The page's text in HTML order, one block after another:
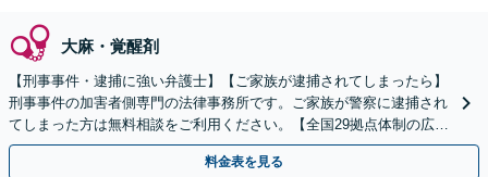
大麻・覚醒剤
【刑事事件・逮捕に強い弁護士】【ご家族が逮捕されてしまったら】
刑事事件の加害者側専門の法律事務所です。ご家族が警察に逮捕され
てしまった方は無料相談をご利用ください。【全国29拠点体制の広域
対応】【弁護士待機中/当日中の電話相談可(予約制)】
料金表を見る